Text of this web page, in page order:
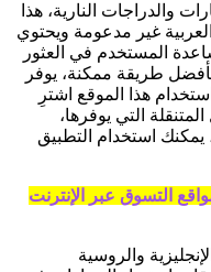
والدراجات النارية، هذا
غير مدعومة ويحتوي
المستخدم في العثور
طريقة ممكنة، يوفر
هذا الموقع اشترِ
التي يوفرها،
يمكنك استخدام التطبيق
التسوق عبر الإنترنت
والروسية